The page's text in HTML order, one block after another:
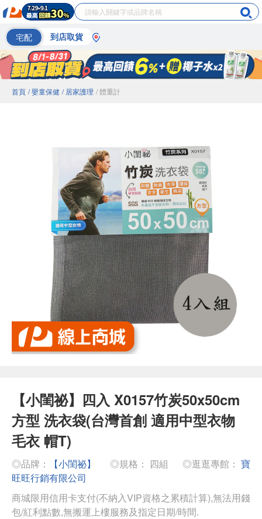
宅配 到店取貨
首頁 / 嬰童保健 / 居家護理 / 體重計
【小閨祕】四入 X0157竹炭50x50cm
方型 洗衣袋(台灣首創 適用中型衣物
毛衣 帽T)
◎品牌： 【小閨祕】 ◎規格： 四組 ◎逛逛專館： 寶
旺旺行銷有限公司
商城限用信用卡支付(不納入VIP資格之累積計算),無法用錢
包/紅利點數,無搬運上樓服務及指定日期/時間.